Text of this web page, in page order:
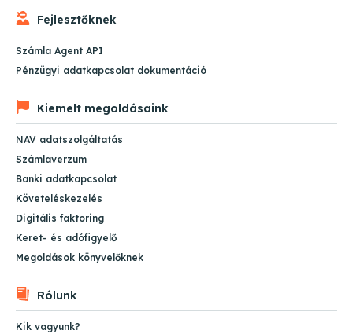
Fejlesztőknek
Számla Agent API
Pénzügyi adatkapcsolat dokumentáció
Kiemelt megoldásaink
NAV adatszolgáltatás
Számlaverzum
Banki adatkapcsolat
Követeléskezelés
Digitális faktoring
Keret- és adófigyelő
Megoldások könyvelőknek
Rólunk
Kik vagyunk?